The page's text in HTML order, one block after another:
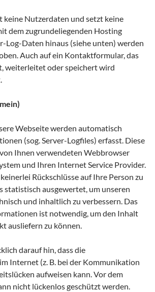
keine Nutzerdaten und setzt keine
dem zugrundeliegenden Hosting
Log-Daten hinaus (siehe unten) werden
Auch auf ein Kontaktformular, das
weiterleitet oder speichert wird
Webseite werden automatisch
(sog. Server-Logfiles) erfasst. Diese
Ihnen verwendeten Webbrowser
und Ihren Internet Service Provider.
Rückschlüsse auf Ihre Person zu
statistisch ausgewertet, um unseren
und inhaltlich zu verbessern. Das
ist notwendig, um den Inhalt
ausliefern zu können.
darauf hin, dass die
Internet (z. B. bei der Kommunikation
aufweisen kann. Vor dem
nicht lückenlos geschützt werden.